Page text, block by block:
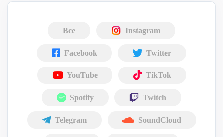
Все Instagram
Facebook Twitter
YouTube TikTok
Spotify Twitch
Telegram SoundCloud